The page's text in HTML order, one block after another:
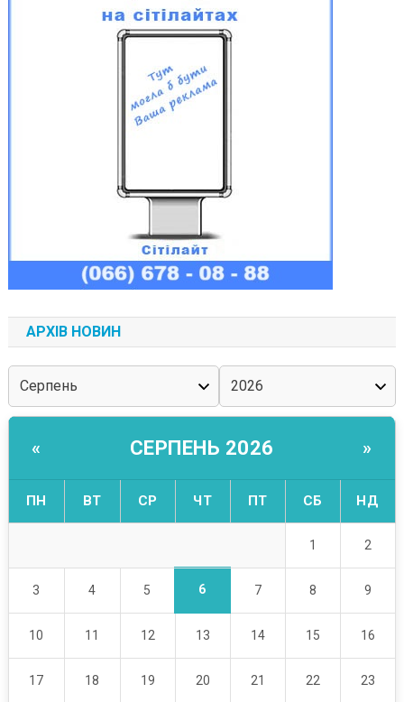
АРХІВ НОВИН
« СЕРПЕНЬ 2026 »
ПН ВТ СР ЧТ ПТ СБ НД
1 2
3 4 5 6 7 8 9
10 11 12 13 14 15 16
17 18 19 20 21 22 23